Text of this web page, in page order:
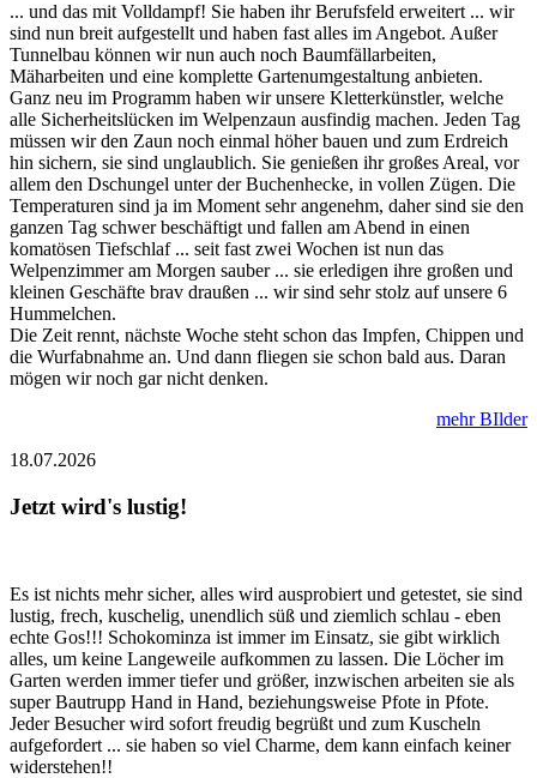
... und das mit Volldampf! Sie haben ihr Berufsfeld erweitert ... wir
sind nun breit aufgestellt und haben fast alles im Angebot. Außer
Tunnelbau können wir nun auch noch Baumfällarbeiten,
Mäharbeiten und eine komplette Gartenumgestaltung anbieten.
Ganz neu im Programm haben wir unsere Kletterkünstler, welche
alle Sicherheitslücken im Welpenzaun ausfindig machen. Jeden Tag
müssen wir den Zaun noch einmal höher bauen und zum Erdreich
hin sichern, sie sind unglaublich. Sie genießen ihr großes Areal, vor
allem den Dschungel unter der Buchenhecke, in vollen Zügen. Die
Temperaturen sind ja im Moment sehr angenehm, daher sind sie den
ganzen Tag schwer beschäftigt und fallen am Abend in einen
komatösen Tiefschlaf ... seit fast zwei Wochen ist nun das
Welpenzimmer am Morgen sauber ... sie erledigen ihre großen und
kleinen Geschäfte brav draußen ... wir sind sehr stolz auf unsere 6
Hummelchen.
Die Zeit rennt, nächste Woche steht schon das Impfen, Chippen und
die Wurfabnahme an. Und dann fliegen sie schon bald aus. Daran
mögen wir noch gar nicht denken.
mehr BIlder
18.07.2026
Jetzt wird's lustig!
Es ist nichts mehr sicher, alles wird ausprobiert und getestet, sie sind
lustig, frech, kuschelig, unendlich süß und ziemlich schlau - eben
echte Gos!!! Schokominza ist immer im Einsatz, sie gibt wirklich
alles, um keine Langeweile aufkommen zu lassen. Die Löcher im
Garten werden immer tiefer und größer, inzwischen arbeiten sie als
super Bautrupp Hand in Hand, beziehungsweise Pfote in Pfote.
Jeder Besucher wird sofort freudig begrüßt und zum Kuscheln
aufgefordert ... sie haben so viel Charme, dem kann einfach keiner
widerstehen!!